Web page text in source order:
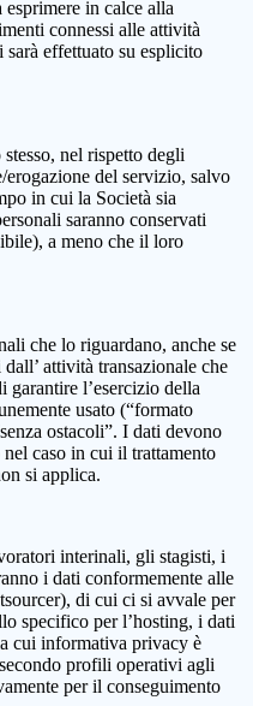
in calce alla
connessi alle attività
effettuato su esplicito
nel rispetto degli
del servizio, salvo
in cui la Società sia
saranno conservati
a meno che il loro
che lo riguardano, anche se
attività transazionale che
l’esercizio della
usato (“formato
ostacoli”. I dati devono
caso in cui il trattamento
si applica.
interinali, gli stagisti, i
i dati conformemente alle
di cui ci si avvale per
specifico per l’hosting, i dati
cui informativa privacy è
profili operativi agli
per il conseguimento